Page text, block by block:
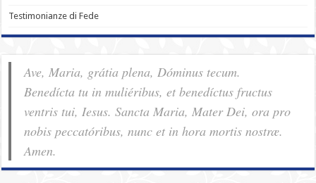
Testimonianze di Fede
Ave, Maria, grátia plena, Dóminus tecum.
Benedícta tu in muliéribus, et benedíctus fructus
ventris tui, Iesus. Sancta Maria, Mater Dei, ora pro
nobis pec­ca­tóribus, nunc et in hora mortis nostræ.
Amen.